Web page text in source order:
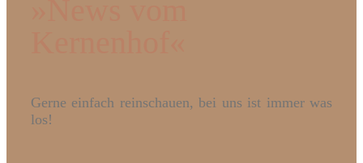
Gerne einfach reinschauen, bei uns ist immer was
los!